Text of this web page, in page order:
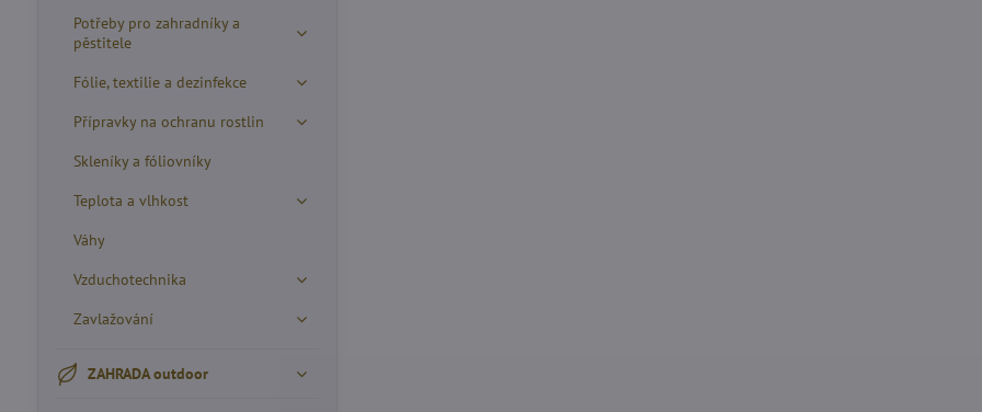
Potřeby pro zahradníky a
pěstitele
Fólie, textilie a dezinfekce
Přípravky na ochranu rostlin
Skleníky a fóliovníky
Teplota a vlhkost
Váhy
Vzduchotechnika
Zavlažování
ZAHRADA outdoor